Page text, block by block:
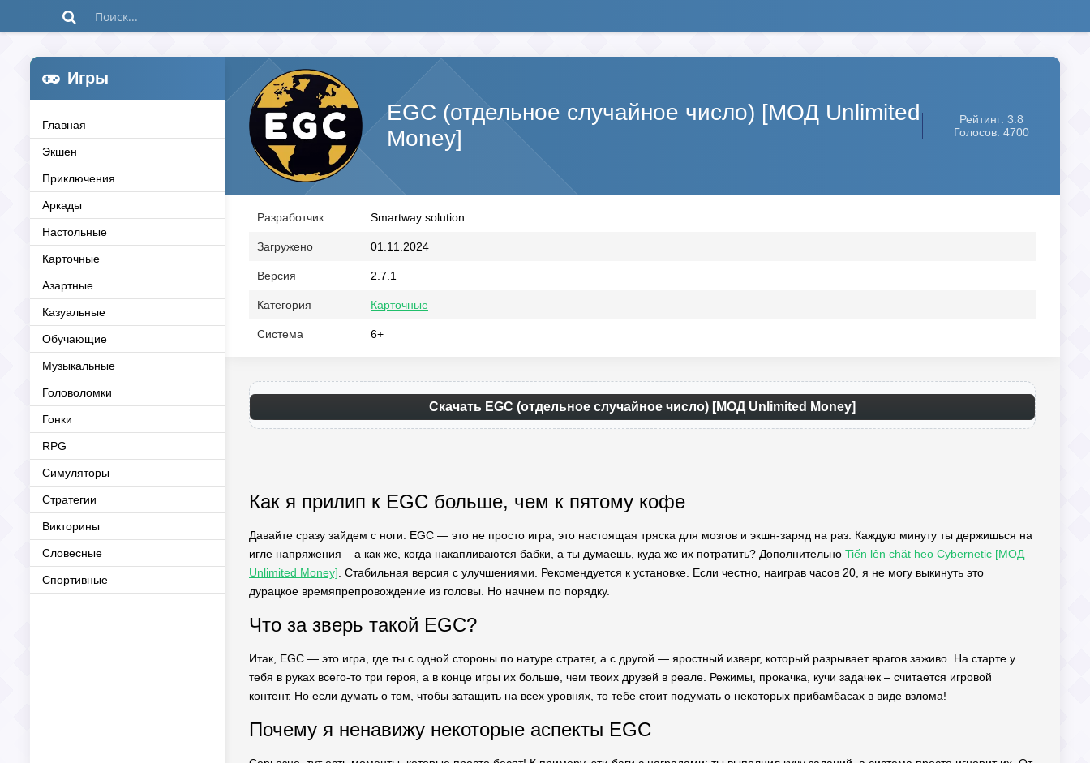
Игры
Главная
Экшен
Приключения
Аркады
Настольные
Карточные
Азартные
Казуальные
Обучающие
Музыкальные
Головоломки
Гонки
RPG
Симуляторы
Стратегии
Викторины
Словесные
Спортивные
EGC (отдельное случайное число) [МОД Unlimited
Money]
Рейтинг: 3.8
Голосов: 4700
Разработчик Smartway solution
Загружено 01.11.2024
Версия 2.7.1
Категория Карточные
Система 6+
Скачать EGC (отдельное случайное число) [МОД Unlimited Money]
Как я прилип к EGC больше, чем к пятому кофе
Давайте сразу зайдем с ноги. EGC — это не просто игра, это настоящая тряска для мозгов и экшн-заряд на раз. Каждую минуту ты держишься на
игле напряжения – а как же, когда накапливаются бабки, а ты думаешь, куда же их потратить? Дополнительно Tiến lên chặt heo Cybernetic [МОД
Unlimited Money] . Стабильная версия с улучшениями. Рекомендуется к установке. Если честно, наиграв часов 20, я не могу выкинуть это
дурацкое времяпрепровождение из головы. Но начнем по порядку.
Что за зверь такой EGC?
Итак, EGC — это игра, где ты с одной стороны по натуре стратег, а с другой — яростный изверг, который разрывает врагов заживо. На старте у
тебя в руках всего-то три героя, а в конце игры их больше, чем твоих друзей в реале. Режимы, прокачка, кучи задачек – считается игровой
контент. Но если думать о том, чтобы затащить на всех уровнях, то тебе стоит подумать о некоторых прибамбасах в виде взлома!
Почему я ненавижу некоторые аспекты ЕGC